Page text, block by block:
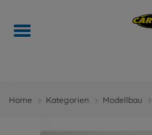
Home Kategorien Modellbau